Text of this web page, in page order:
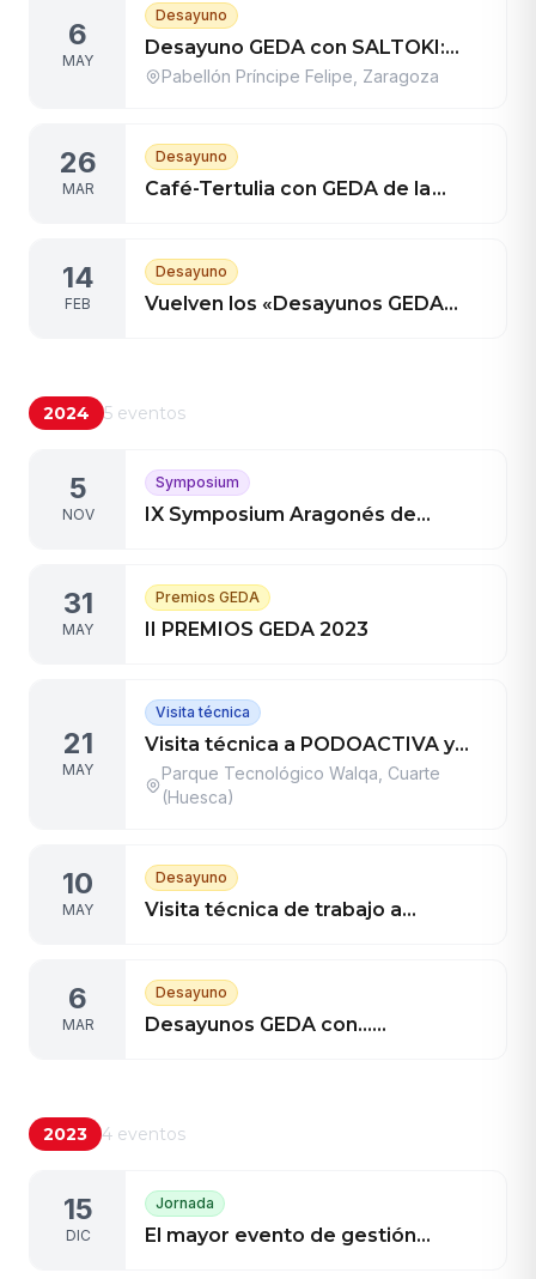
6
MAY
Desayuno
Desayuno GEDA con SALTOKI:
Iluminación y control de
Pabellón Príncipe Felipe, Zaragoza
26
MAR
Desayuno
Café-Tertulia con GEDA de la
14
FEB
Desayuno
Vuelven los «Desayunos GEDA
2024 5 eventos
5
NOV
Symposium
IX Symposium Aragonés de
31
MAY
Premios GEDA
II PREMIOS GEDA 2023
21
MAY
Visita técnica
Visita técnica a PODOACTIVA y
café con Eboca
Parque Tecnológico Walqa, Cuarte
(Huesca)
10
MAY
Desayuno
Visita técnica de trabajo a
6
MAR
Desayuno
Desayunos GEDA con…
2023 4 eventos
15
DIC
Jornada
El mayor evento de gestión